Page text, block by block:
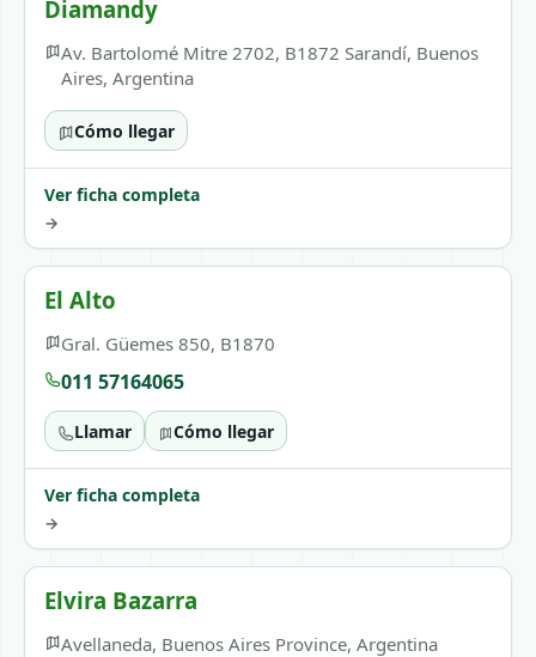
Diamandy
Av. Bartolomé Mitre 2702, B1872 Sarandí, Buenos
Aires, Argentina
Cómo llegar
Ver ficha completa
→
El Alto
Gral. Güemes 850, B1870
011 57164065
Llamar Cómo llegar
Ver ficha completa
→
Elvira Bazarra
Avellaneda, Buenos Aires Province, Argentina